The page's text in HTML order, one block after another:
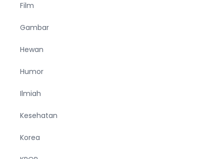
Film
Gambar
Hewan
Humor
Ilmiah
Kesehatan
Korea